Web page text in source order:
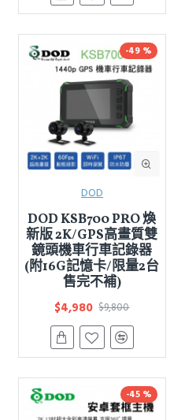
-49 %
DOD
DOD KSB700 PRO 煥
新版 2K/GPS高畫質雙
鏡頭機車行車記錄器
(附16G記憶卡/限量2台
售完不補)
$4,980 $9,800
-45 %